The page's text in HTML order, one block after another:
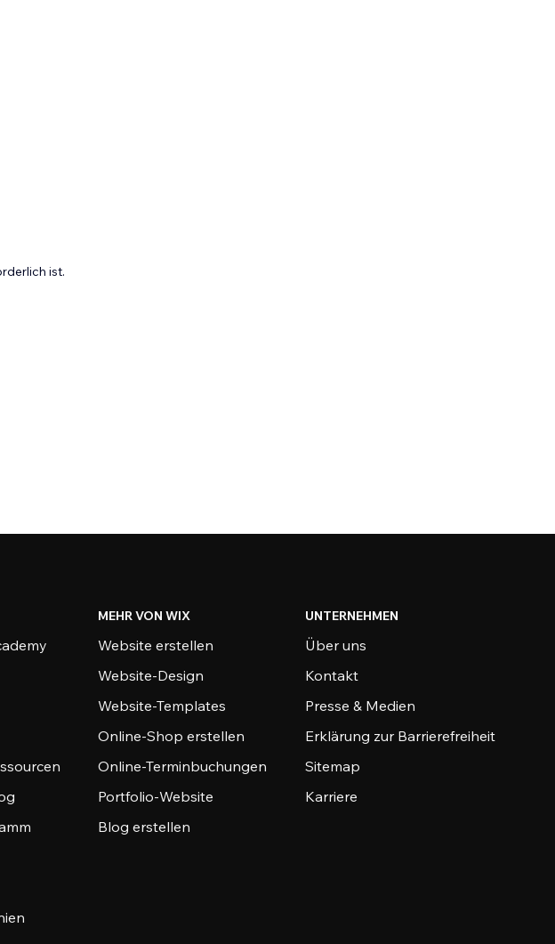
ist.
MEHR VON WIX
Website erstellen
Website-Design
Website-Templates
Online-Shop erstellen
Online-Terminbuchungen
Portfolio-Website
Blog erstellen
UNTERNEHMEN
Über uns
Kontakt
Presse & Medien
Erklärung zur Barrierefreiheit
Sitemap
Karriere